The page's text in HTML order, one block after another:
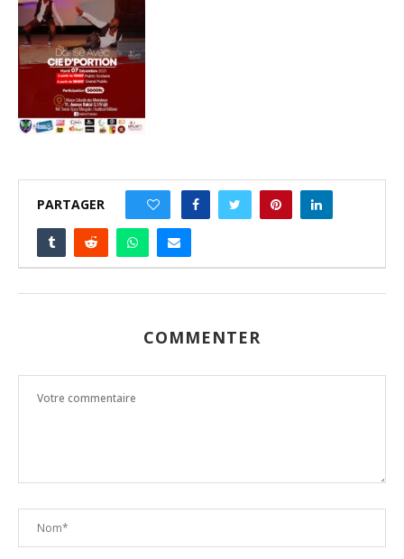
PARTAGER
COMMENTER